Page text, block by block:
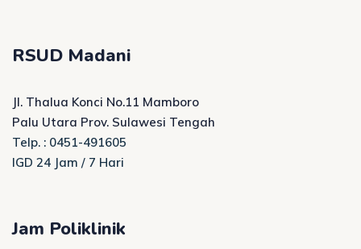
RSUD Madani
Jl. Thalua Konci No.11 Mamboro
Palu Utara Prov. Sulawesi Tengah
Telp. : 0451-491605
IGD 24 Jam / 7 Hari
Jam Poliklinik